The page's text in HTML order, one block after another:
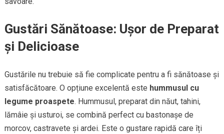
Gustări Sănătoase: Ușor de Preparat
și Delicioase
Gustările nu trebuie să fie complicate pentru a fi sănătoase și
satisfăcătoare. O opțiune excelentă este hummusul cu
legume proaspete. Hummusul, preparat din năut, tahini,
lămâie și usturoi, se combină perfect cu bastonașe de
morcov, castravete și ardei. Este o gustare rapidă care îți